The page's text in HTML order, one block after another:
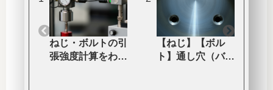
ねじ・ボルトの引
張強度計算をわか
【ねじ】【ボル
ト】通し穴（バカ